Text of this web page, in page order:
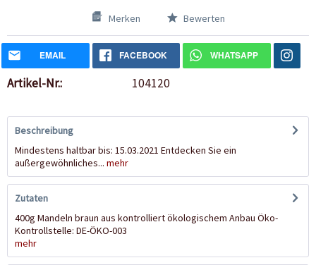
Merken Bewerten
EMAIL FACEBOOK WHATSAPP
Artikel-Nr.: 104120
Beschreibung
Mindestens haltbar bis: 15.03.2021 Entdecken Sie ein
außergewöhnliches... mehr
Zutaten
400g Mandeln braun aus kontrolliert ökologischem Anbau Öko-
Kontrollstelle: DE-ÖKO-003
mehr